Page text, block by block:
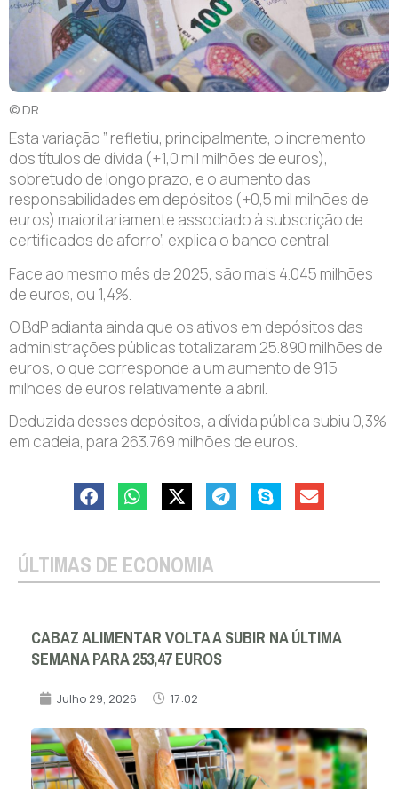
© DR
Esta variação ” refletiu, principalmente, o incremento
dos títulos de dívida (+1,0 mil milhões de euros),
sobretudo de longo prazo, e o aumento das
responsabilidades em depósitos (+0,5 mil milhões de
euros) maioritariamente associado à subscrição de
certificados de aforro”, explica o banco central.
Face ao mesmo mês de 2025, são mais 4.045 milhões
de euros, ou 1,4%.
O BdP adianta ainda que os ativos em depósitos das
administrações públicas totalizaram 25.890 milhões de
euros, o que corresponde a um aumento de 915
milhões de euros relativamente a abril.
Deduzida desses depósitos, a dívida pública subiu 0,3%
em cadeia, para 263.769 milhões de euros.
ÚLTIMAS DE ECONOMIA
CABAZ ALIMENTAR VOLTA A SUBIR NA ÚLTIMA
SEMANA PARA 253,47 EUROS
Julho 29, 2026 17:02